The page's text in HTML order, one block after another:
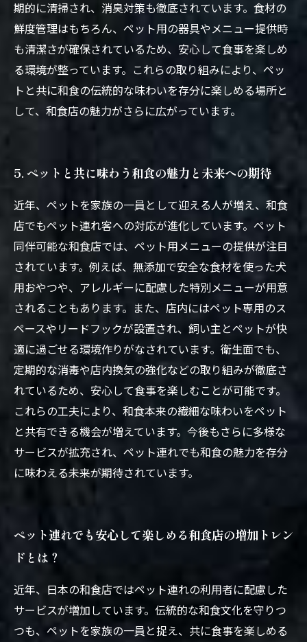
期的に清掃され、消臭対策も徹底されています。食材の
鮮度管理はもちろん、ペット用の器具やメニュー提供時
も清潔さが確保されているため、安心して食事を楽しめ
る環境が整っています。これらの取り組みにより、ペッ
トと共に和食の伝統的な味わいを存分に楽しめる場所と
して、和食店の魅力がさらに広がっています。
5. ペットと共に味わう和食の魅力と未来への期待
近年、ペットを家族の一員として迎える人が増え、和食
店でもペット連れ客への対応が進化しています。ペット
同伴可能な和食店では、ペット用メニューの提供が注目
されています。例えば、無添加で安全な食材を使った犬
用おやつや、アレルギーに配慮した特別メニューが用意
されることもあります。また、店内にはペット専用のス
ペースやリードフックが設置され、飼い主とペットが快
適に過ごせる環境作りがなされています。衛生面でも、
定期的な消毒や店内換気の強化などの取り組みが徹底さ
れているため、安心して食事を楽しむことが可能です。
これらの工夫により、和食本来の繊細な味わいをペット
と共有できる機会が増えています。今後もさらに多様な
サービスが拡充され、ペット連れでも和食の魅力を存分
に味わえる未来が期待されています。
ペット連れでも安心して楽しめる和食店の増加トレン
ドとは？
近年、日本の和食店ではペット連れの利用者に配慮した
サービスが増加しています。伝統的な和食文化を守りつ
つも、ペットを家族の一員と捉え、共に食事を楽しめる